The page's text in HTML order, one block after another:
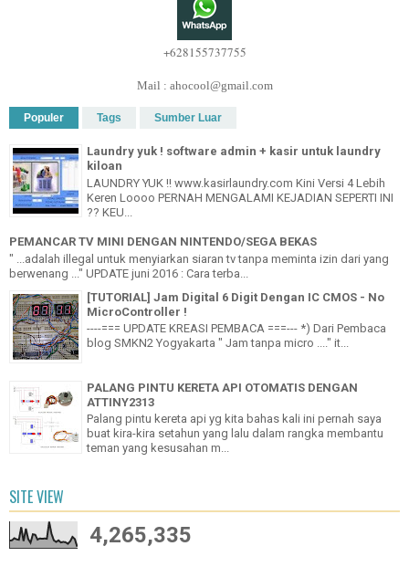
+628155737755
Mail : ahocool@gmail.com
Populer Tags Sumber Luar
Laundry yuk ! software admin + kasir untuk laundry
kiloan
LAUNDRY YUK !! www.kasirlaundry.com Kini Versi 4 Lebih
Keren Loooo PERNAH MENGALAMI KEJADIAN SEPERTI INI
?? KEU...
PEMANCAR TV MINI DENGAN NINTENDO/SEGA BEKAS
" ...adalah illegal untuk menyiarkan siaran tv tanpa meminta izin dari yang
berwenang ..." UPDATE juni 2016 : Cara terba...
[TUTORIAL] Jam Digital 6 Digit Dengan IC CMOS - No
MicroController !
----=== UPDATE KREASI PEMBACA ===--- *) Dari Pembaca
blog SMKN2 Yogyakarta " Jam tanpa micro ...." it...
PALANG PINTU KERETA API OTOMATIS DENGAN
ATTINY2313
Palang pintu kereta api yg kita bahas kali ini pernah saya
buat kira-kira setahun yang lalu dalam rangka membantu
teman yang kesusahan m...
SITE VIEW
4,265,335